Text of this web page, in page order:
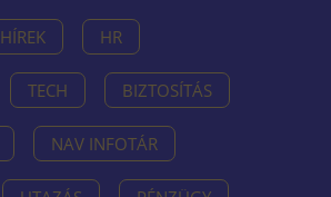
HÍREK HR
TECH BIZTOSÍTÁS
NAV INFOTÁR